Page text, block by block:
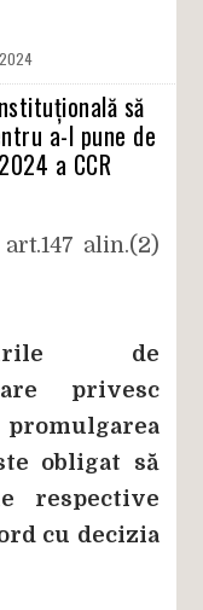
2024
să
a-l pune de
a CCR
alin.(2)
de
privesc
obligat să
respective
cu decizia